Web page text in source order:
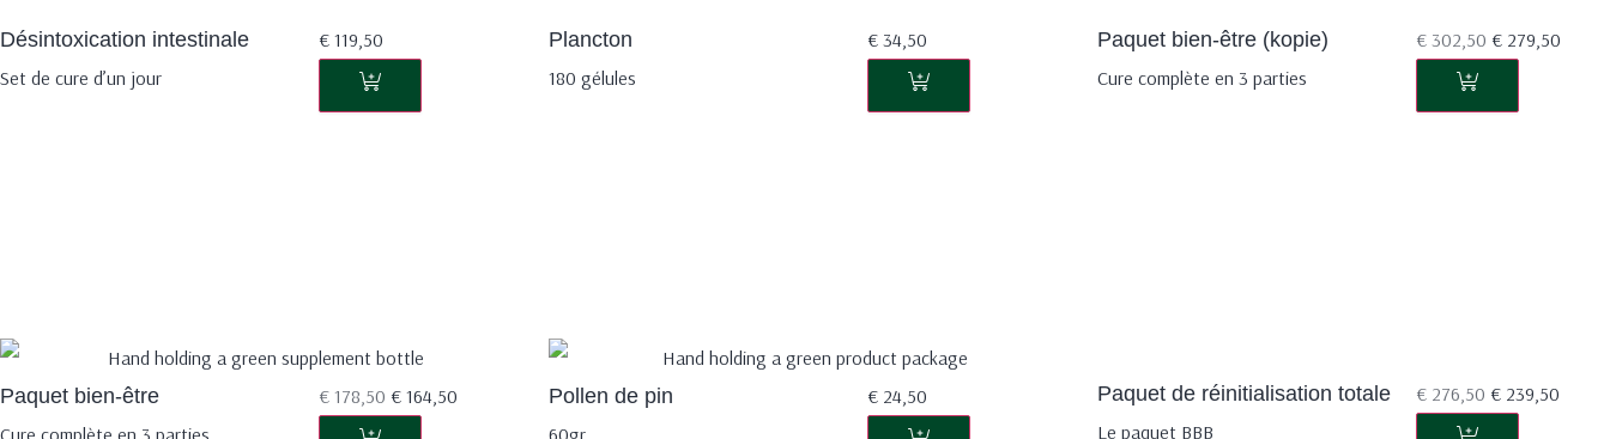
Désintoxication intestinale
Set de cure d’un jour
€119,50
Plancton
180 gélules
€34,50
Paquet bien-être (kopie)
Cure complète en 3 parties
€302,50 €279,50
Paquet bien-être
Cure complète en 3 parties
€178,50 €164,50
Pollen de pin
60gr
€24,50
Paquet de réinitialisation totale
Le paquet BBB
€276,50 €239,50